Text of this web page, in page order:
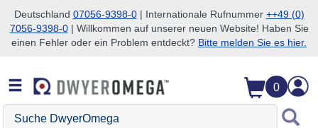
Zum Suchen überspringen
Zum Hauptinhalt überspringen
Zur Navigation überspringen
Deutschland 07056-9398-0| Internationale Rufnummer ++49 (0)
7056-9398-0| Willkommen auf unserer neuen Website! Haben Sie
einen Fehler oder ein Problem entdeckt? Bitte melden Sie es hier.
0
Suche
DwyerOmega